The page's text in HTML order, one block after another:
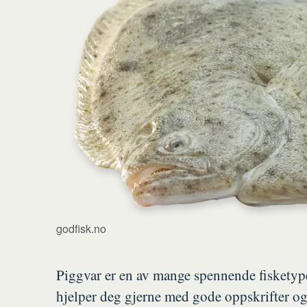
godfisk.no
Piggvar er en av mange spennende
hjelper deg gjerne med gode oppskrifter